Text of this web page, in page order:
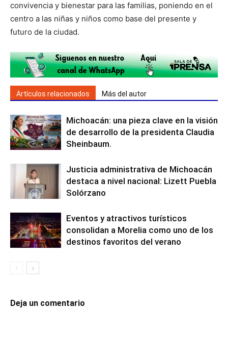
convivencia y bienestar para las familias, poniendo en el
centro a las niñas y niños como base del presente y
futuro de la ciudad.
Artículos relacionados Más del autor
Michoacán: una pieza clave en la visión
de desarrollo de la presidenta Claudia
Sheinbaum.
Justicia administrativa de Michoacán
destaca a nivel nacional: Lizett Puebla
Solórzano
Eventos y atractivos turísticos
consolidan a Morelia como uno de los
destinos favoritos del verano
Deja un comentario